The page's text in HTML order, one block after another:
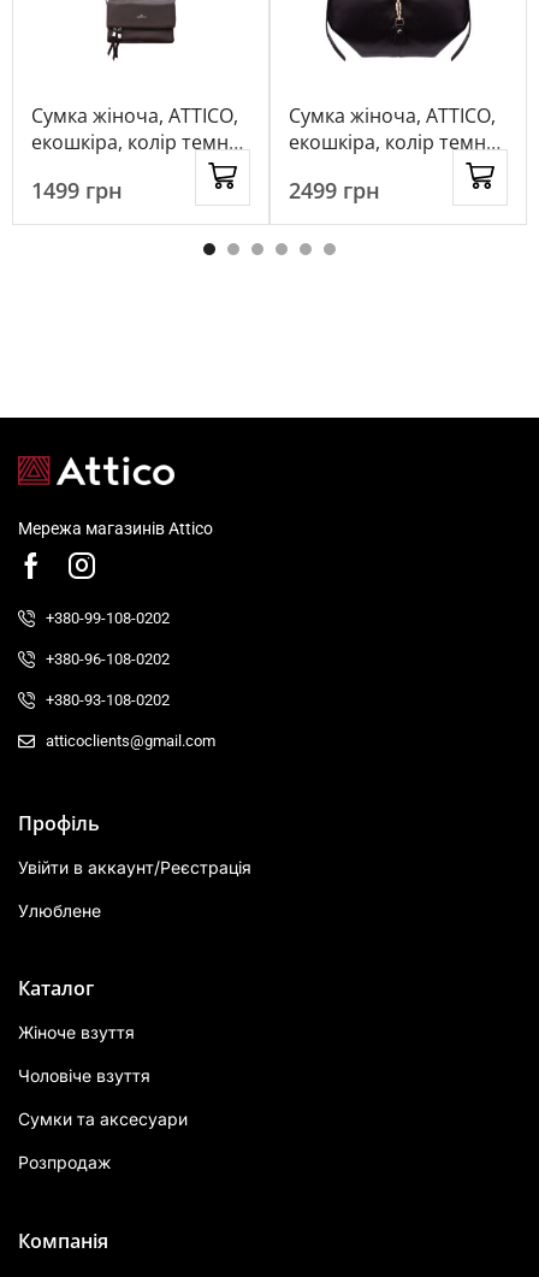
Сумка жіноча, ATTICO,
екошкіра, колір темно-
коричневий, 1055185
1499 грн
Сумка жіноча, ATTICO,
екошкіра, колір темно-
коричневий, 1039253
2499 грн
Мережа магазинів Attico
+380-99-108-0202
+380-96-108-0202
+380-93-108-0202
atticoclients@gmail.com
Профіль
Увійти в аккаунт/Реєстрація
Улюблене
Каталог
Жіноче взуття
Чоловіче взуття
Сумки та аксесуари
Розпродаж
Компанія